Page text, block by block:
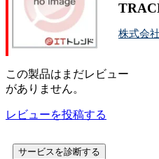
株式会
この製品はまだレビュー
がありません。
レビューを投稿する
サービスを診断する